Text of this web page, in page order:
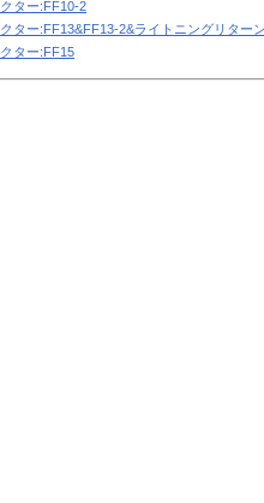
ター:FF10-2
ター:FF13&FF13-2&ライトニングリター
ター:FF15